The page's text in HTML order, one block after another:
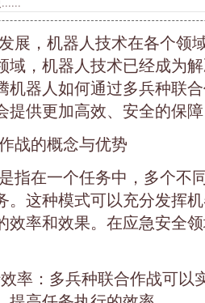
展，机器人技术在各个领
域，机器人技术已经成为
机器人如何通过多兵种联
提供更加高效、安全的保
战的概念与优势
指在一个任务中，多个不
。这种模式可以充分发挥
效率和效果。在应急安全
率：多兵种联合作战可以